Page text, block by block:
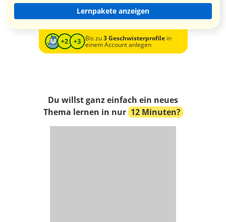
Lernpakete anzeigen
Bis zu3 Geschwisterprofilein
einem Account anlegen
Du willst ganz einfach ein neues
Thema lernen in nur 12 Minuten?